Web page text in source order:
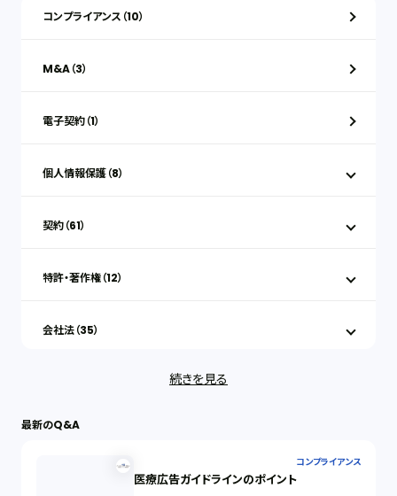
コンプライアンス（10）
M&A（3）
電子契約（1）
個人情報保護（8）
契約（61）
特許・著作権（12）
会社法（35）
労働問題（33）
続きを見る
最新のQ&A
コンプライアンス
医療広告ガイドラインのポイント